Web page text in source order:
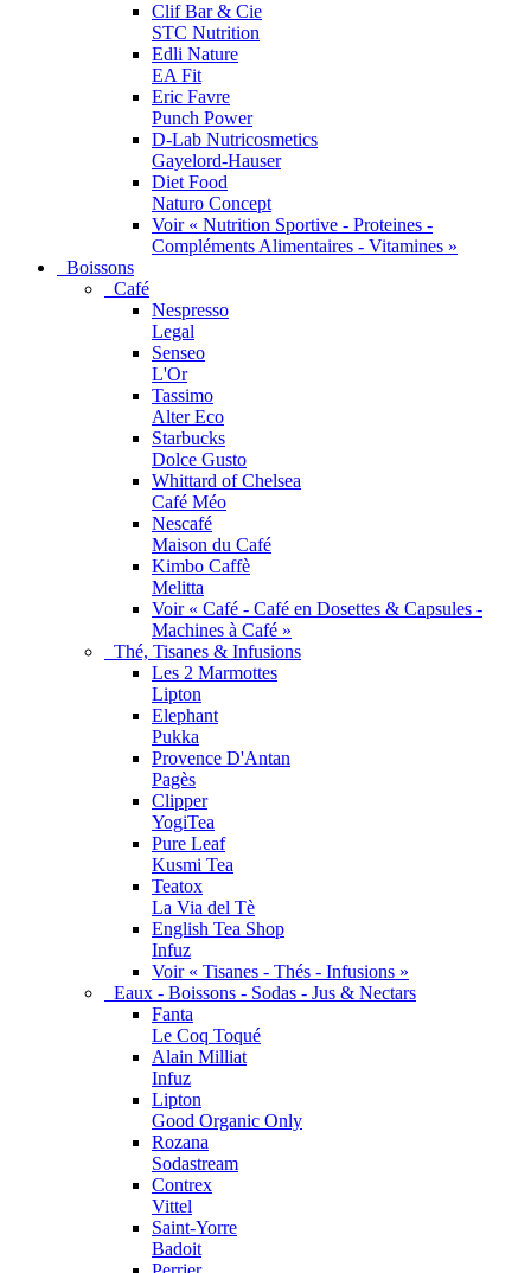
Clif Bar & Cie
STC Nutrition
Edli Nature
EA Fit
Eric Favre
Punch Power
D-Lab Nutricosmetics
Gayelord-Hauser
Diet Food
Naturo Concept
Voir « Nutrition Sportive - Proteines -
Compléments Alimentaires - Vitamines »
Boissons
Café
Nespresso
Legal
Senseo
L'Or
Tassimo
Alter Eco
Starbucks
Dolce Gusto
Whittard of Chelsea
Café Méo
Nescafé
Maison du Café
Kimbo Caffè
Melitta
Voir « Café - Café en Dosettes & Capsules -
Machines à Café »
Thé, Tisanes & Infusions
Les 2 Marmottes
Lipton
Elephant
Pukka
Provence D'Antan
Pagès
Clipper
YogiTea
Pure Leaf
Kusmi Tea
Teatox
La Via del Tè
English Tea Shop
Infuz
Voir « Tisanes - Thés - Infusions »
Eaux - Boissons - Sodas - Jus & Nectars
Fanta
Le Coq Toqué
Alain Milliat
Infuz
Lipton
Good Organic Only
Rozana
Sodastream
Contrex
Vittel
Saint-Yorre
Badoit